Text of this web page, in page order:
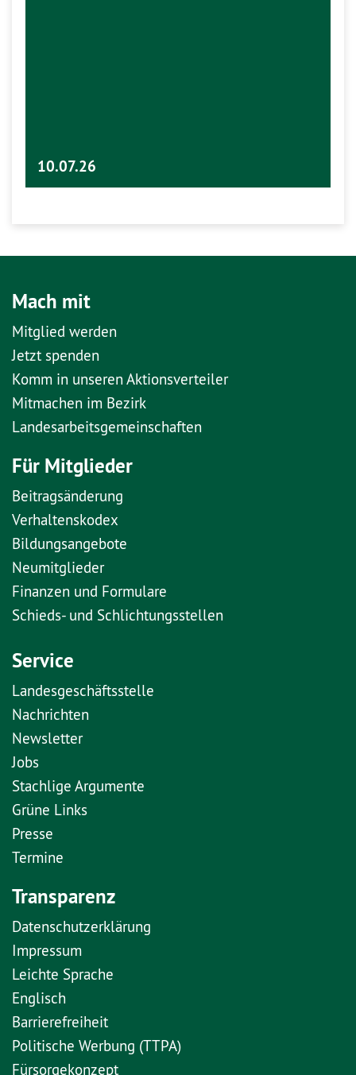
10.07.26
Mach mit
Mitglied werden
Jetzt spenden
Komm in unseren Aktionsverteiler
Mitmachen im Bezirk
Landesarbeitsgemeinschaften
Für Mitglieder
Beitragsänderung
Verhaltenskodex
Bildungsangebote
Neumitglieder
Finanzen und Formulare
Schieds- und Schlichtungsstellen
Service
Landesgeschäftsstelle
Nachrichten
Newsletter
Jobs
Stachlige Argumente
Grüne Links
Presse
Termine
Transparenz
Datenschutzerklärung
Impressum
Leichte Sprache
Englisch
Barrierefreiheit
Politische Werbung (TTPA)
Fürsorgekonzept